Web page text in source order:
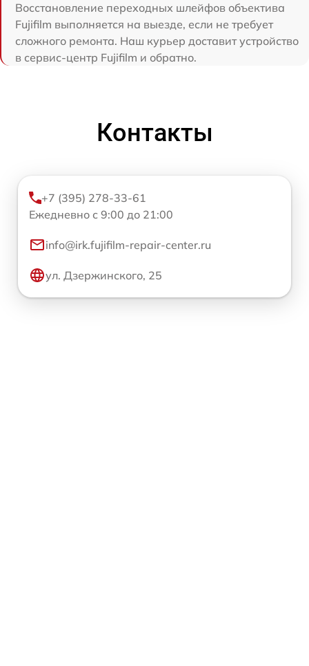
Восстановление переходных шлейфов объектива
Fujifilm выполняется на выезде, если не требует
сложного ремонта. Наш курьер доставит устройство
в сервис-центр Fujifilm и обратно.
Контакты
+7 (395) 278-33-61
Ежедневно с 9:00 до 21:00
info@irk.fujifilm-repair-center.ru
ул. Дзержинского, 25